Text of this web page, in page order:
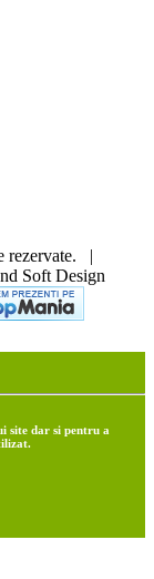
rezervate. |
Soft Design
site dar si pentru a